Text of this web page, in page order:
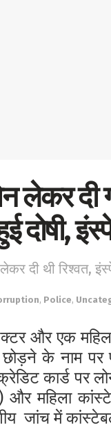
लेकर दी
दोषी,
दी थी रिश्वत,
, Police,
और एक
छोड़ने के नाम
कार्ड पर
महिला
जांच में कांस्टेबल